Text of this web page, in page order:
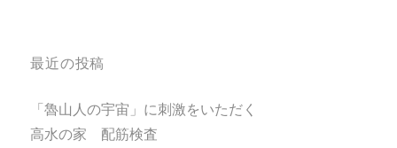
最近の投稿
「魯山人の宇宙」に刺激をいただく
高水の家 配筋検査